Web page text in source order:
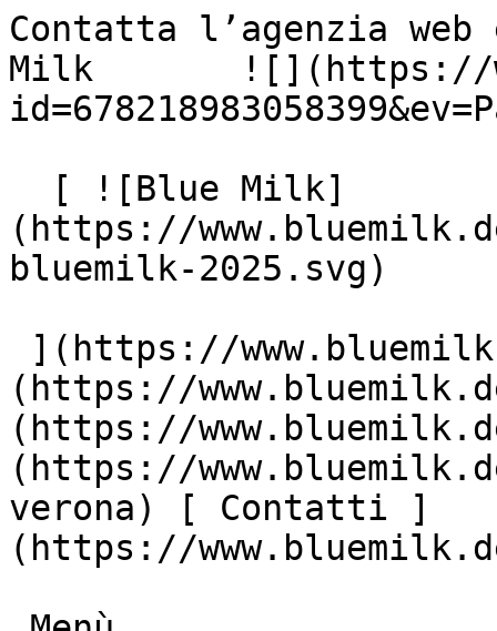
Contatta l’agenzia
Milk       ![](https://
(https://
bluemilk-2025.svg)
(https://
(https://
(https://
verona) [ Contatti ]
(https://